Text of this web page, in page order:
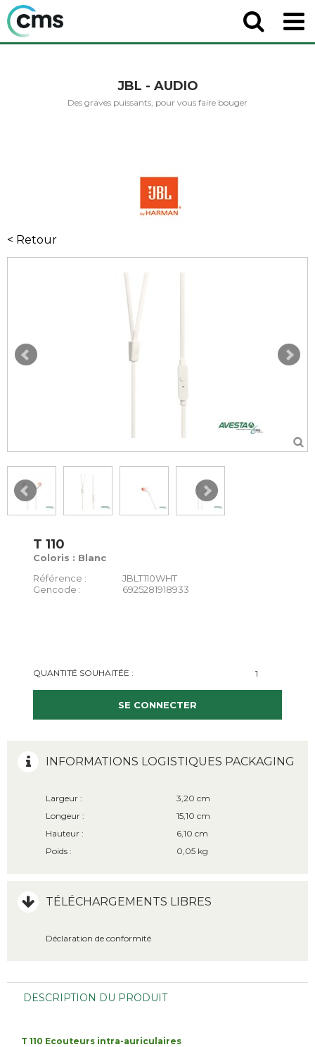
JBL - AUDIO
Des graves puissants, pour vous faire bouger
< Retour
T 110
Coloris : Blanc
Référence :
JBLT110WHT
Gencode :
6925281918933
QUANTITÉ SOUHAITÉE :
SE CONNECTER
INFORMATIONS LOGISTIQUES PACKAGING
Largeur :
3,20 cm
Longeur :
15,10 cm
Hauteur :
6,10 cm
Poids :
0,05 kg
TÉLÉCHARGEMENTS LIBRES
Déclaration de conformité
DESCRIPTION DU PRODUIT
T 110 Ecouteurs intra-auriculaires